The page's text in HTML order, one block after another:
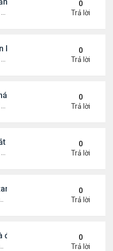
0
Trả lời
khách đặt hàng trước cả
0
Trả lời
ở Đức
0
Trả lời
sau vụ xả súng ..
0
Trả lời
sát hại thê thảm
0
Trả lời
đầu tư, 2 ông bà gốc Việt ở
0
Trả lời